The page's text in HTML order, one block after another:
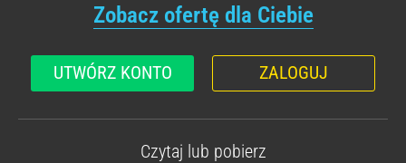
Zobacz ofertę dla Ciebie
UTWÓRZ KONTO ZALOGUJ
Czytaj lub pobierz